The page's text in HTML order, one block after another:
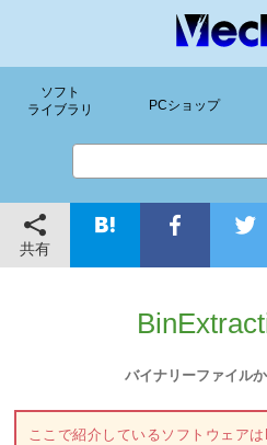
ソフト
ライブラリ
PCショップ
共有
バイナリーファイル
ここで紹介しているソフトウェア